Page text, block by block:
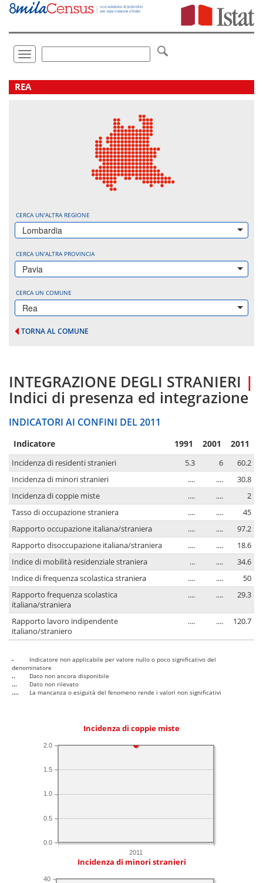
Vai
direttamente
Toggle
navigation
.
REA
CERCA UN'ALTRA REGIONE
Lombardia
CERCA UN'ALTRA PROVINCIA
Pavia
CERCA UN COMUNE
Rea
TORNA AL COMUNE
INTEGRAZIONE DEGLI STRANIERI |
Indici di presenza ed integrazione
INDICATORI AI CONFINI DEL 2011
Indicatore 1991 2001 2011
Incidenza di residenti stranieri 5.3 6
60.2
Incidenza di minori stranieri
.... ....
30.8
Incidenza di coppie miste
.... ....
2
Tasso di occupazione straniera
.... ....
45
Rapporto occupazione italiana/straniera
.... ....
97.2
Rapporto disoccupazione italiana/straniera
.... ....
18.6
Indice di mobilità residenziale straniera
... ....
34.6
Indice di frequenza scolastica straniera
.... ....
50
Rapporto frequenza scolastica
italiana/straniera
.... .... 29.3
Rapporto lavoro indipendente
italiano/straniero
.... .... 120.7
-
Indicatore non applicabile per valore nullo o poco significativo del
denominatore
..
Dato non ancora disponibile
...
Dato non rilevato
....
La mancanza o esiguità del fenomeno rende i valori non significativi
Incidenza di coppie miste
2011
0.0
0.5
1.0
1.5
2.0
Incidenza di minori stranieri
40